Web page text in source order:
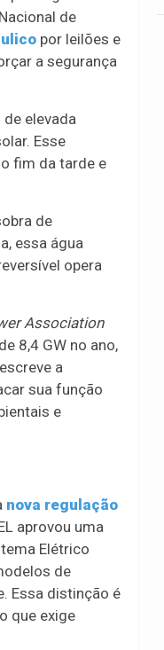
de
por leilões e
a segurança
elevada
Esse
fim da tarde e
de
essa água
opera
Association
8,4 GW no ano,
a
sua função
e
nova regulação
aprovou uma
Elétrico
de
Essa distinção é
que exige